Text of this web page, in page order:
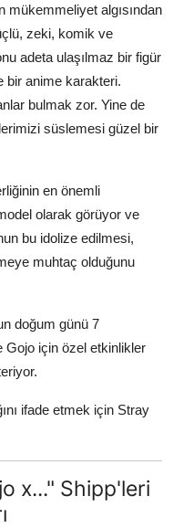
mükemmeliyet algısından
zeki, komik ve
adeta ulaşılmaz bir figür
bir anime karakteri.
bulmak zor. Yine de
süslemesi güzel bir
en önemli
olarak görüyor ve
bu idolize edilmesi,
muhtaç olduğunu
doğum günü 7
Gojo için özel etkinlikler
ifade etmek için Stray
x..." Shipp'leri